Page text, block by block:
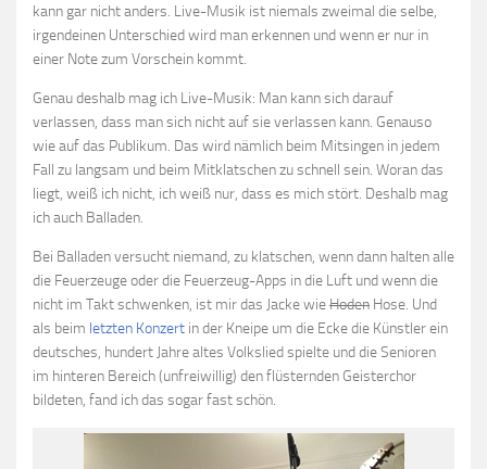
kann gar nicht anders. Live-Musik ist niemals zweimal die selbe,
irgendeinen Unterschied wird man erkennen und wenn er nur in
einer Note zum Vorschein kommt.
Genau deshalb mag ich Live-Musik: Man kann sich darauf
verlassen, dass man sich nicht auf sie verlassen kann. Genauso
wie auf das Publikum. Das wird nämlich beim Mitsingen in jedem
Fall zu langsam und beim Mitklatschen zu schnell sein. Woran das
liegt, weiß ich nicht, ich weiß nur, dass es mich stört. Deshalb mag
ich auch Balladen.
Bei Balladen versucht niemand, zu klatschen, wenn dann halten alle
die Feuerzeuge oder die Feuerzeug-Apps in die Luft und wenn die
nicht im Takt schwenken, ist mir das Jacke wieHoden Hose. Und
als beim letzten Konzert in der Kneipe um die Ecke die Künstler ein
deutsches, hundert Jahre altes Volkslied spielte und die Senioren
im hinteren Bereich (unfreiwillig) den flüsternden Geisterchor
bildeten, fand ich das sogar fast schön.